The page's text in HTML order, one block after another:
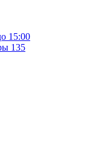
15:00
135